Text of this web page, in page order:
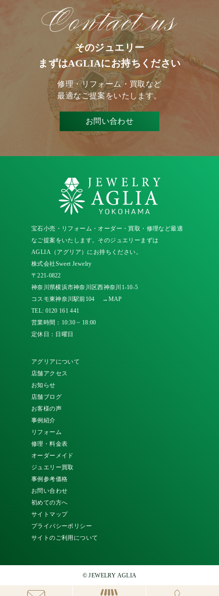
そのジュエリー
まずはAGLIAにお持ちください
修理・リフォーム・買取など
最適なご提案をいたします。
お問い合わせ
宝石小売・リフォーム・オーダー・買取・修理など最適
なご提案をいたします。そのジュエリーまずは
AGLIA（アグリア）にお持ちください。
株式会社Sweet Jewelry
〒221-0822
神奈川県横浜市神奈川区西神奈川1-10-5
コスモ東神奈川駅前104
→MAP
TEL: 0120 161 441
営業時間：10:30 ~ 18:00
定休日：日曜日
アグリアについて
店舗アクセス
お知らせ
店舗ブログ
お客様の声
事例紹介
リフォーム
修理・料金表
オーダーメイド
ジュエリー買取
事例参考価格
お問い合わせ
初めての方へ
サイトマップ
プライバシーポリシー
サイトのご利用について
© JEWELRY AGLIA